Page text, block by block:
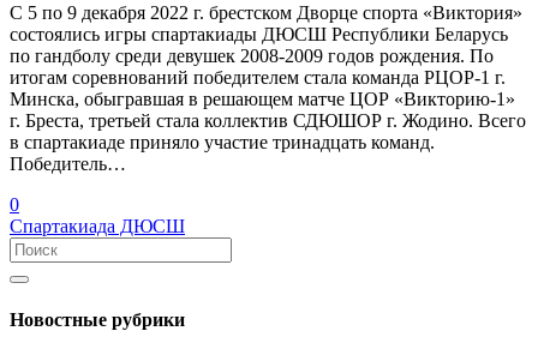
С 5 по 9 декабря 2022 г. брестском Дворце спорта «Виктория»
состоялись игры спартакиады ДЮСШ Республики Беларусь
по гандболу среди девушек 2008-2009 годов рождения. По
итогам соревнований победителем стала команда РЦОР-1 г.
Минска, обыгравшая в решающем матче ЦОР «Викторию-1»
г. Бреста, третьей стала коллектив СДЮШОР г. Жодино. Всего
в спартакиаде приняло участие тринадцать команд.
Победитель…
0
Спартакиада ДЮСШ
Новостные рубрики